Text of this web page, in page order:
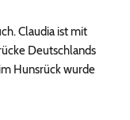
Claudia ist mit
Deutschlands
Hunsrück wurde